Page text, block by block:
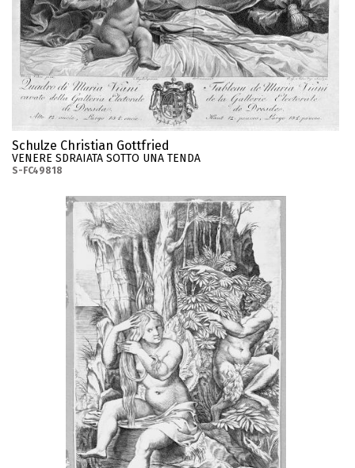
Schulze Christian Gottfried
VENERE SDRAIATA SOTTO UNA TENDA
S-FC49818